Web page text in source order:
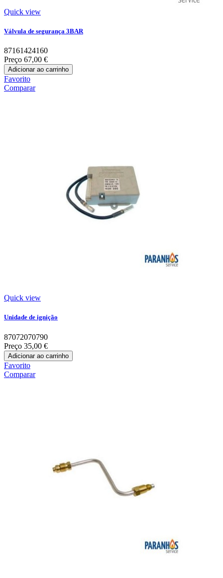
Quick view
Válvula de segurança 3BAR
87161424160
Preço 67,00 €
Adicionar ao carrinho
Favorito
Comparar
Quick view
Unidade de ignição
87072070790
Preço 35,00 €
Adicionar ao carrinho
Favorito
Comparar